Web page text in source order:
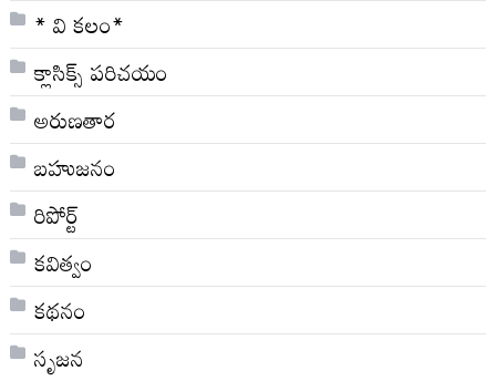
* వి క‌లం*
క్లాసిక్స్ ప‌రిచ‌యం
అరుణతార
బహుజనం
రిపోర్ట్
కవిత్వం
కథనం
సృజన